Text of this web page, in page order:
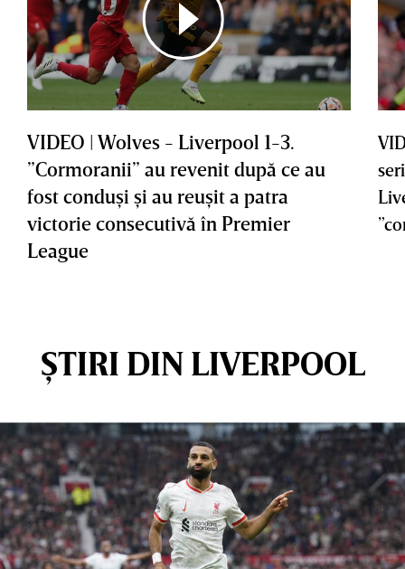
VIDEO | Wolves - Liverpool 1-3.
”Cormoranii” au revenit după ce au
fost conduşi şi au reuşit a patra
victorie consecutivă în Premier
League
ȘTIRI DIN LIVERPOOL